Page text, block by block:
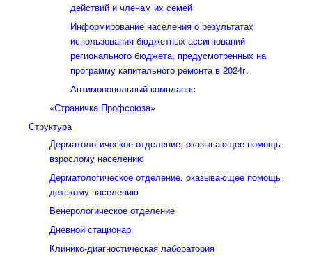
действий и членам их семей
Информирование населения о результатах
использования бюджетных ассигнований
регионального бюджета, предусмотренных на
программу капитального ремонта в 2024г.
Антимонопольный комплаенс
«Страничка Профсоюза»
Структура
Дерматологическое отделение, оказывающее помощь
взрослому населению
Дерматологическое отделение, оказывающее помощь
детскому населению
Венерологическое отделение
Дневной стационар
Клинико-диагностическая лаборатория